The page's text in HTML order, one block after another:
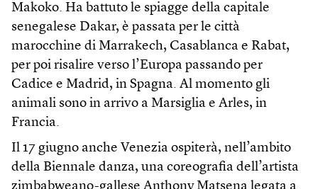
Makoko. Ha battuto le spiagge della capitale
senegalese Dakar, è passata per le città
marocchine di Marrakech, Casablanca e Rabat,
per poi risalire verso l’Europa passando per
Cadice e Madrid, in Spagna. Al momento gli
animali sono in arrivo a Marsiglia e Arles, in
Francia.
Il 17 giugno anche Venezia ospiterà, nell’ambito
della Biennale danza, una coreografia dell’artista
zimbabweano-gallese Anthony Matsena legata a